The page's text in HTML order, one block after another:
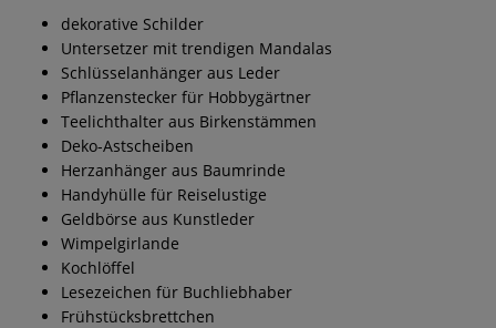
dekorative Schilder
Untersetzer mit trendigen Mandalas
Schlüsselanhänger aus Leder
Pflanzenstecker für Hobbygärtner
Teelichthalter aus Birkenstämmen
Deko-Astscheiben
Herzanhänger aus Baumrinde
Handyhülle für Reiselustige
Geldbörse aus Kunstleder
Wimpelgirlande
Kochlöffel
Lesezeichen für Buchliebhaber
Frühstücksbrettchen